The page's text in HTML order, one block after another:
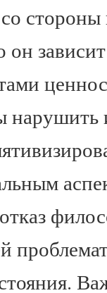
стороны
он